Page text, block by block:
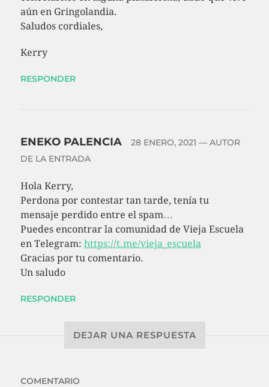
aún en Gringolandia.
Saludos cordiales,
Kerry
RESPONDER
ENEKO PALENCIA 28 ENERO, 2021 — AUTOR
DE LA ENTRADA
Hola Kerry,
Perdona por contestar tan tarde, tenía tu
mensaje perdido entre el spam…
Puedes encontrar la comunidad de Vieja Escuela
en Telegram: https://t.me/vieja_escuela
Gracias por tu comentario.
Un saludo
RESPONDER
DEJAR UNA RESPUESTA
COMENTARIO